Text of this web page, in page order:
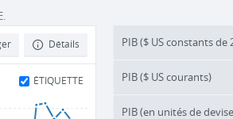
Détails
ÉTIQUETTE
PIB ($ US constants de
PIB ($ US courants)
PIB (en unités de